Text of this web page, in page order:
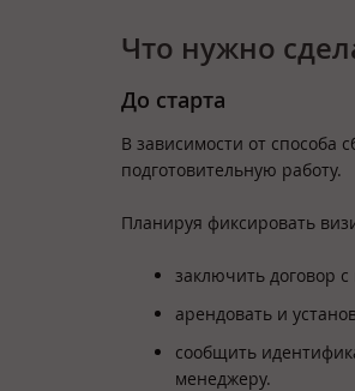
Что нужно
До старта
В зависимости от способа
подготовительную работу.
Планируя фиксировать
заключить договор
арендовать и
сообщить
менеджеру.